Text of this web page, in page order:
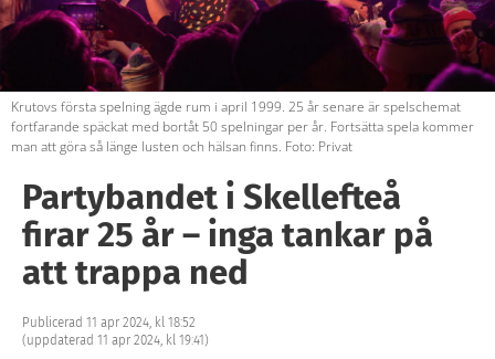
Krutovs första spelning ägde rum i april 1999. 25 år senare är spelschemat
fortfarande späckat med bortåt 50 spelningar per år. Fortsätta spela kommer
man att göra så länge lusten och hälsan finns. Foto: Privat
Partybandet i Skellefteå
firar 25 år – inga tankar på
att trappa ned
Publicerad 11 apr 2024, kl 18:52
(uppdaterad 11 apr 2024, kl 19:41)